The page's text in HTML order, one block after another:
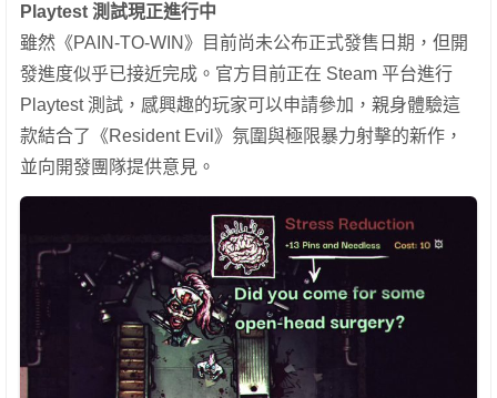
Playtest 測試現正進行中
雖然《PAIN-TO-WIN》目前尚未公布正式發售日期，但開
發進度似乎已接近完成。官方目前正在 Steam 平台進行
Playtest 測試，感興趣的玩家可以申請參加，親身體驗這
款結合了《Resident Evil》氛圍與極限暴力射擊的新作，
並向開發團隊提供意見。